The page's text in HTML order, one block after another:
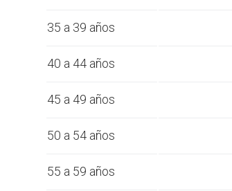
35 a 39 años
40 a 44 años
45 a 49 años
50 a 54 años
55 a 59 años